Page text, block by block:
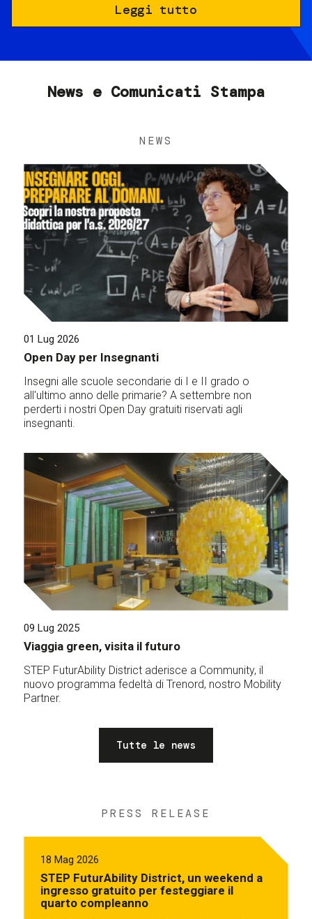
Leggi tutto
News e Comunicati Stampa
NEWS
01 Lug 2026
Open Day per Insegnanti
Insegni alle scuole secondarie di I e II grado o
all'ultimo anno delle primarie? A settembre non
perderti i nostri Open Day gratuiti riservati agli
insegnanti.
09 Lug 2025
Viaggia green, visita il futuro
STEP FuturAbility District aderisce a Community, il
nuovo programma fedeltà di Trenord, nostro Mobility
Partner.
Tutte le news
PRESS RELEASE
18 Mag 2026
STEP FuturAbility District, un weekend a
ingresso gratuito per festeggiare il
quarto compleanno